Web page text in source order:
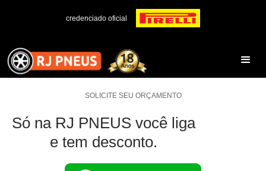
credenciado oficial
SOLICITE SEU ORÇAMENTO
Só na RJ PNEUS você liga
e tem desconto.